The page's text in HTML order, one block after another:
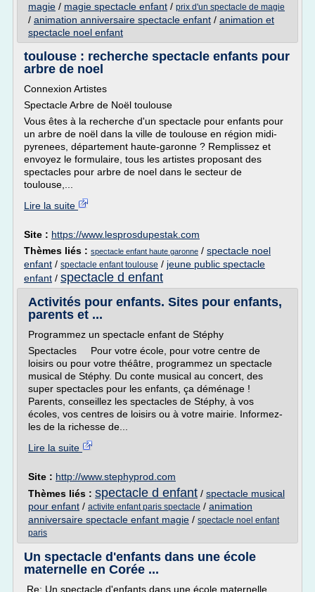
magie / magie spectacle enfant / prix d'un spectacle de magie
/ animation anniversaire spectacle enfant / animation et
spectacle noel enfant
toulouse : recherche spectacle enfants pour
arbre de noel
Connexion Artistes
Spectacle Arbre de Noël toulouse
Vous êtes à la recherche d'un spectacle pour enfants pour
un arbre de noël dans la ville de toulouse en région midi-
pyrenees, département haute-garonne ? Remplissez et
envoyez le formulaire, tous les artistes proposant des
spectacles pour arbre de noel dans le secteur de
toulouse,...
Lire la suite
Site : https://www.lesprosdupestak.com
Thèmes liés : spectacle enfant haute garonne / spectacle noel
enfant / spectacle enfant toulouse / jeune public spectacle
enfant / spectacle d enfant
Activités pour enfants. Sites pour enfants,
parents et ...
Programmez un spectacle enfant de Stéphy
Spectacles Pour votre école, pour votre centre de
loisirs ou pour votre théâtre, programmez un spectacle
musical de Stéphy. Du conte musical au concert, des
super spectacles pour les enfants, ça déménage !
Parents, conseillez les spectacles de Stéphy, à vos
écoles, vos centres de loisirs ou à votre mairie. Informez-
les de la richesse de...
Lire la suite
Site : http://www.stephyprod.com
Thèmes liés : spectacle d enfant / spectacle musical
pour enfant / activite enfant paris spectacle / animation
anniversaire spectacle enfant magie / spectacle noel enfant
paris
Un spectacle d'enfants dans une école
maternelle en Corée ...
Re: Un spectacle d'enfants dans une école maternelle...